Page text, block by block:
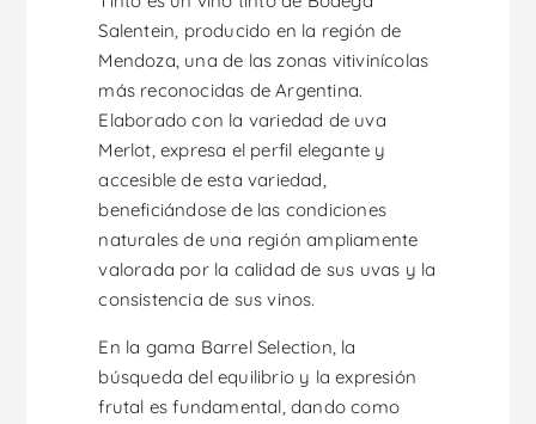
Salentein, producido en la región de
Mendoza, una de las zonas vitivinícolas
más reconocidas de Argentina.
Elaborado con la variedad de uva
Merlot, expresa el perfil elegante y
accesible de esta variedad,
beneficiándose de las condiciones
naturales de una región ampliamente
valorada por la calidad de sus uvas y la
consistencia de sus vinos.
En la gama Barrel Selection, la
búsqueda del equilibrio y la expresión
frutal es fundamental, dando como